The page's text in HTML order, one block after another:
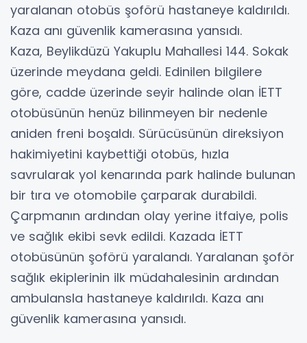
yaralanan otobüs şoförü hastaneye kaldırıldı.
Kaza anı güvenlik kamerasına yansıdı.
Kaza, Beylikdüzü Yakuplu Mahallesi 144. Sokak
üzerinde meydana geldi. Edinilen bilgilere
göre, cadde üzerinde seyir halinde olan İETT
otobüsünün henüz bilinmeyen bir nedenle
aniden freni boşaldı. Sürücüsünün direksiyon
hakimiyetini kaybettiği otobüs, hızla
savrularak yol kenarında park halinde bulunan
bir tıra ve otomobile çarparak durabildi.
Çarpmanın ardından olay yerine itfaiye, polis
ve sağlık ekibi sevk edildi. Kazada İETT
otobüsünün şoförü yaralandı. Yaralanan şoför
sağlık ekiplerinin ilk müdahalesinin ardından
ambulansla hastaneye kaldırıldı. Kaza anı
güvenlik kamerasına yansıdı.